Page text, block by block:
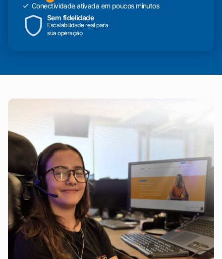
Conectividade ativada em poucos minutos
Sem fidelidade
Escalabilidade real para
sua operação